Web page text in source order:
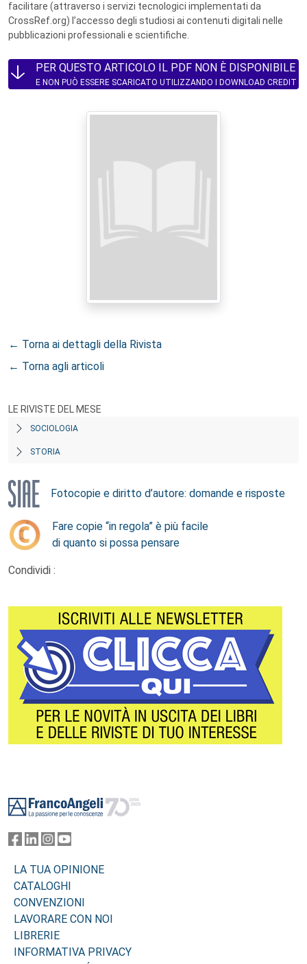
facilitare (attraverso i servizi tecnologici implementati da
CrossRef.org) l’accesso degli studiosi ai contenuti digitali nelle
pubblicazioni professionali e scientifiche.
PER QUESTO ARTICOLO IL PDF NON È DISPONIBILE
E NON PUÒ ESSERE SCARICATO UTILIZZANDO I DOWNLOAD CREDIT
← Torna ai dettagli della Rivista
← Torna agli articoli
LE RIVISTE DEL MESE
SOCIOLOGIA
STORIA
Fotocopie e diritto d’autore: domande e risposte
Fare copie “in regola” è più facile
di quanto si possa pensare
Condividi :
LA TUA OPINIONE
CATALOGHI
CONVENZIONI
LAVORARE CON NOI
LIBRERIE
INFORMATIVA PRIVACY